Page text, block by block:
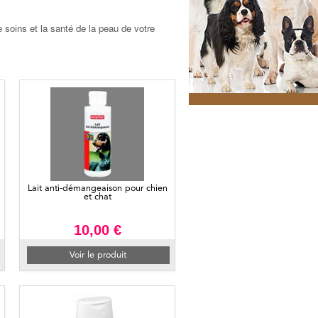
soins et la santé de la peau de votre
Lait anti-démangeaison pour chien
et chat
10,00 €
Voir le produit